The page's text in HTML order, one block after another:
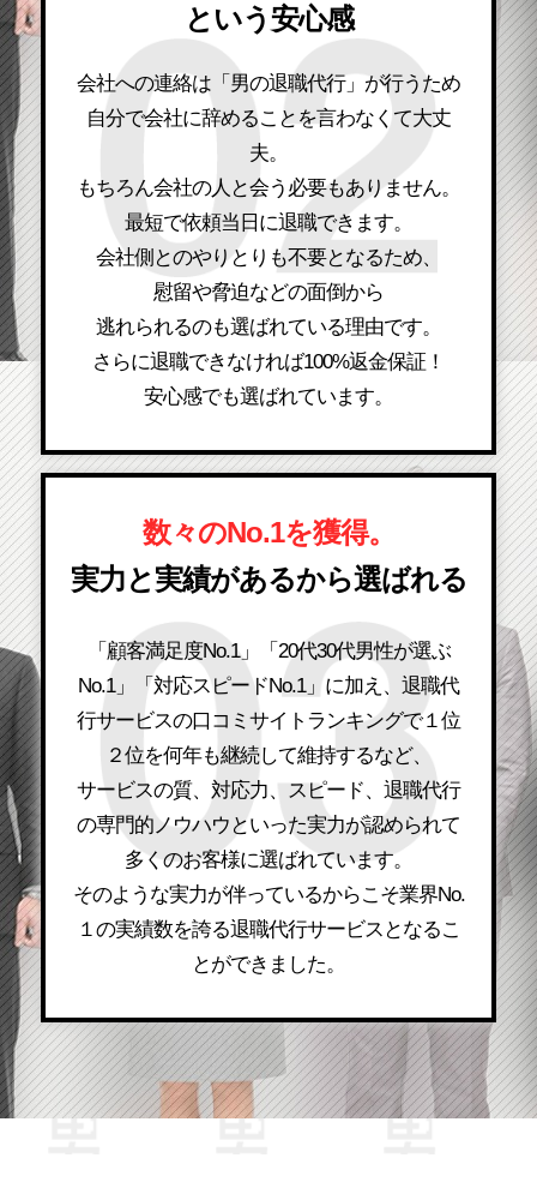
という安心感
会社への連絡は「男の退職代行」が行うため
自分で会社に辞めることを言わなくて大丈
夫。
もちろん会社の人と会う必要もありません。
最短で依頼当日に退職できます。
会社側とのやりとりも不要となるため、
慰留や脅迫などの面倒から
逃れられるのも選ばれている理由です。
さらに退職できなければ100%返金保証！
安心感でも選ばれています。
数々のNo.1を獲得。
実力と実績があるから選ばれる
「顧客満足度No.1」「20代30代男性が選ぶ
No.1」「対応スピードNo.1」に加え、退職代
行サービスの口コミサイトランキングで１位
２位を何年も継続して維持するなど、
サービスの質、対応力、スピード、退職代行
の専門的ノウハウといった実力が認められて
多くのお客様に選ばれています。
そのような実力が伴っているからこそ業界No.
１の実績数を誇る退職代行サービスとなるこ
とができました。